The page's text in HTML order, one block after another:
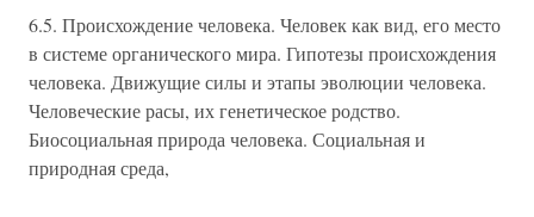
6.5. Происхождение человека. Человек как вид, его место
в системе органического мира. Гипотезы происхождения
человека. Движущие силы и этапы эволюции человека.
Человеческие расы, их генетическое родство.
Биосоциальная природа человека. Социальная и
природная среда,